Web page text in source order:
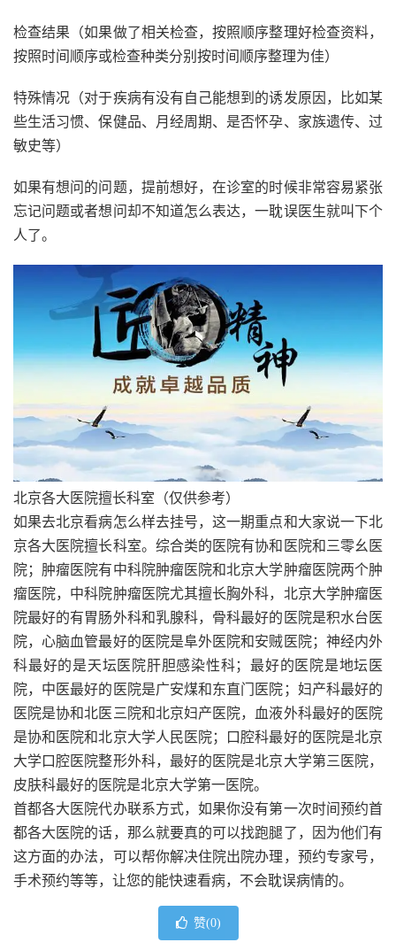
检查结果（如果做了相关检查，按照顺序整理好检查资料，
按照时间顺序或检查种类分别按时间顺序整理为佳）
特殊情况（对于疾病有没有自己能想到的诱发原因，比如某
些生活习惯、保健品、月经周期、是否怀孕、家族遗传、过
敏史等）
如果有想问的问题，提前想好，在诊室的时候非常容易紧张
忘记问题或者想问却不知道怎么表达，一耽误医生就叫下个
人了。
北京各大医院擅长科室（仅供参考）
如果去北京看病怎么样去挂号，这一期重点和大家说一下北
京各大医院擅长科室。综合类的医院有协和医院和三零幺医
院；肿瘤医院有中科院肿瘤医院和北京大学肿瘤医院两个肿
瘤医院，中科院肿瘤医院尤其擅长胸外科，北京大学肿瘤医
院最好的有胃肠外科和乳腺科，骨科最好的医院是积水台医
院，心脑血管最好的医院是阜外医院和安贼医院；神经内外
科最好的是天坛医院肝胆感染性科；最好的医院是地坛医
院，中医最好的医院是广安煤和东直门医院；妇产科最好的
医院是协和北医三院和北京妇产医院，血液外科最好的医院
是协和医院和北京大学人民医院；口腔科最好的医院是北京
大学口腔医院整形外科，最好的医院是北京大学第三医院，
皮肤科最好的医院是北京大学第一医院。
首都各大医院代办联系方式，如果你没有第一次时间预约首
都各大医院的话，那么就要真的可以找跑腿了，因为他们有
这方面的办法，可以帮你解决住院出院办理，预约专家号，
手术预约等等，让您的能快速看病，不会耽误病情的。
赞(0)